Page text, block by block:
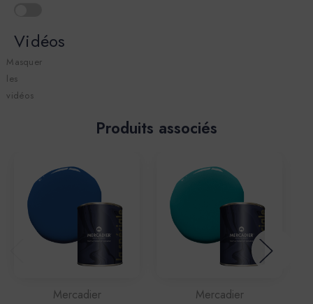
Vidéos
Masquer
les
vidéos
Produits associés
Mercadier Mercadier